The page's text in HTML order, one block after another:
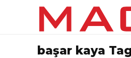
başar kaya